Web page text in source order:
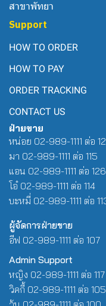
สาขาพัทยา
Support
HOW TO ORDER
HOW TO PAY
ORDER TRACKING
CONTACT US
ฝ่ายขาย
หน่อย 02-989-1111 ต่อ
มา 02-989-1111 ต่อ 115
แอน 02-989-1111 ต่อ 126
โอ๋ 02-989-1111 ต่อ 114
บะหมี่ 02-989-1111 ต่อ
ผู้จัดการฝ่ายขาย
อีฟ 02-989-1111 ต่อ 107
Admin Support
หญิง 02-989-1111 ต่อ 117
วิคกี้ 02-989-1111 ต่อ 105